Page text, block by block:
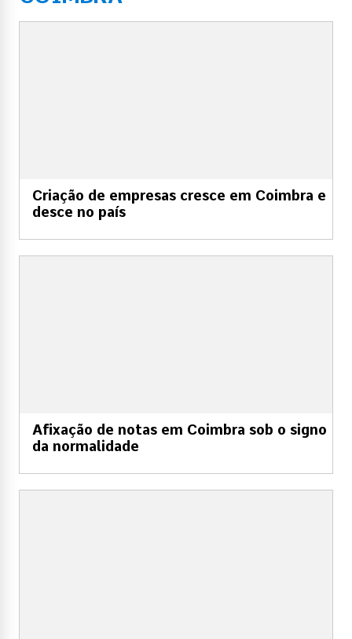
Criação de empresas cresce em Coimbra e
desce no país
Afixação de notas em Coimbra sob o signo
da normalidade